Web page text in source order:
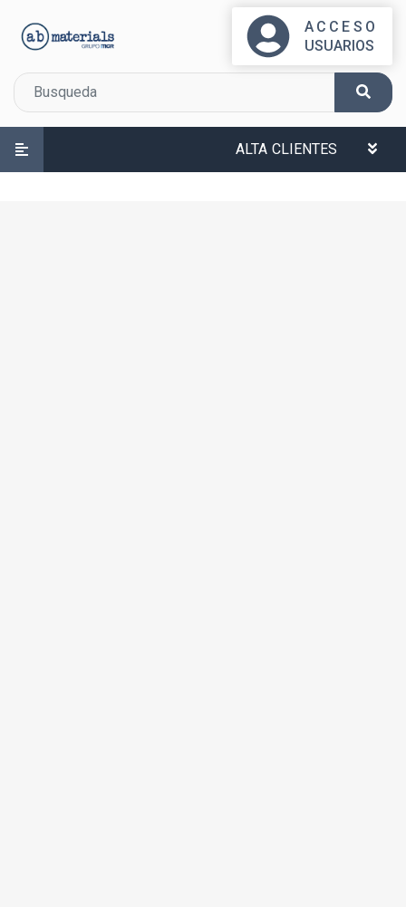
ACCESO
USUARIOS
ALTA CLIENTES